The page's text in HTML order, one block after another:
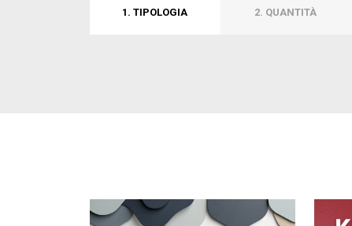
1. TIPOLOGIA 2. QUANTITÀ